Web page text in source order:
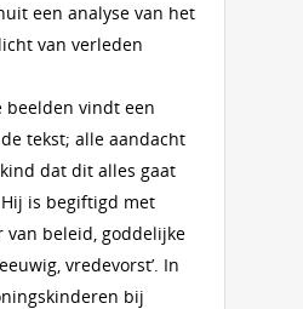
een analyse van het
van verleden
beelden vindt een
tekst; alle aandacht
dat dit alles gaat
is begiftigd met
van beleid, goddelijke
vredevorst’. In
bij